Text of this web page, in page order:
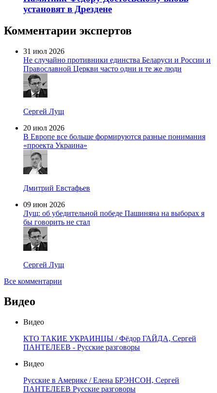
установят в Дрездене
Комментарии экспертов
31 июл 2026
Не случайно противники единства Беларуси и России и
Православной Церкви часто одни и те же люди
Сергей Лущ
20 июл 2026
В Европе все больше формируются разные понимания
«проекта Украина»
Дмитрий Евстафьев
09 июн 2026
Лущ: об убедительной победе Пашиняна на выборах я
бы говорить не стал
Сергей Лущ
Все комментарии
Видео
Видео
КТО ТАКИЕ УКРАИНЦЫ / Фёдор ГАЙДА, Сергей
ПАНТЕЛЕЕВ - Русские разговоры
Видео
Русские в Америке / Елена БРЭНСОН, Сергей
ПАНТЕЛЕЕВ Русские разговоры